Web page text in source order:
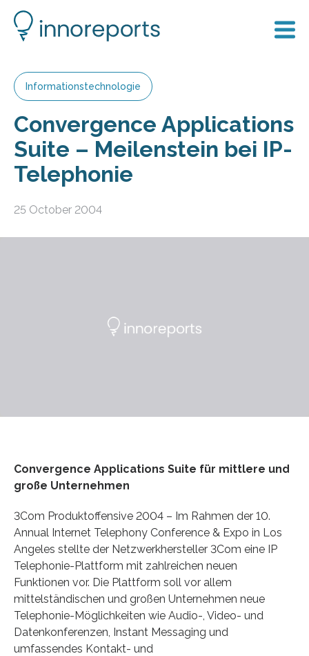
Informationstechnologie
Convergence Applications
Suite – Meilenstein bei IP-
Telephonie
25 October 2004
Convergence Applications Suite für mittlere und
große Unternehmen
3Com Produktoffensive 2004 – Im Rahmen der 10.
Annual Internet Telephony Conference & Expo in Los
Angeles stellte der Netzwerkhersteller 3Com eine IP
Telephonie-Plattform mit zahlreichen neuen
Funktionen vor. Die Plattform soll vor allem
mittelständischen und großen Unternehmen neue
Telephonie-Möglichkeiten wie Audio-, Video- und
Datenkonferenzen, Instant Messaging und
umfassendes Kontakt- und